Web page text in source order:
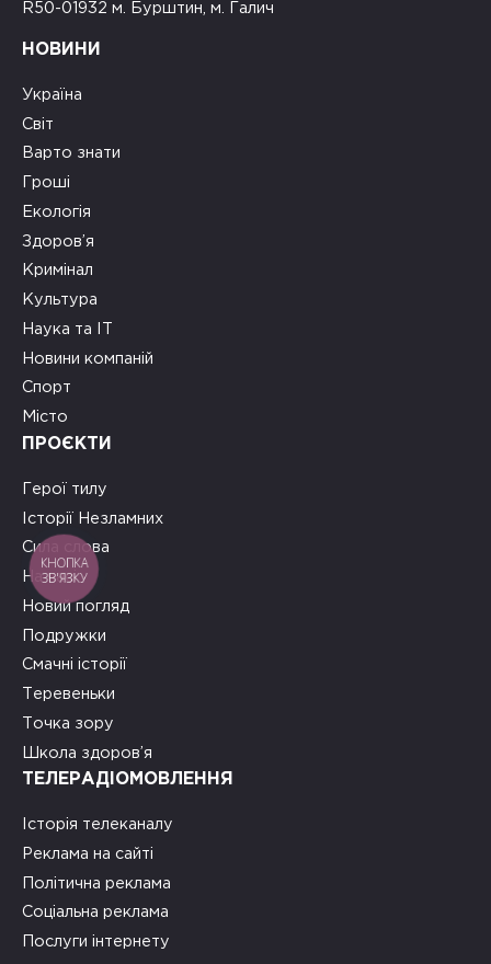
R50-01932 м. Бурштин, м. Галич
НОВИНИ
Україна
Світ
Варто знати
Гроші
Екологія
Здоров’я
Кримінал
Культура
Наука та ІТ
Новини компаній
Спорт
Місто
ПРОЄКТИ
Герої тилу
Історії Незламних
Сила слова
На часі
Новий погляд
Подружки
Смачні історії
Теревеньки
Точка зору
Школа здоров’я
ТЕЛЕРАДІОМОВЛЕННЯ
Історія телеканалу
Реклама на сайті
Політична реклама
Соціальна реклама
Послуги інтернету
КНОПКА
ЗВ'ЯЗКУ